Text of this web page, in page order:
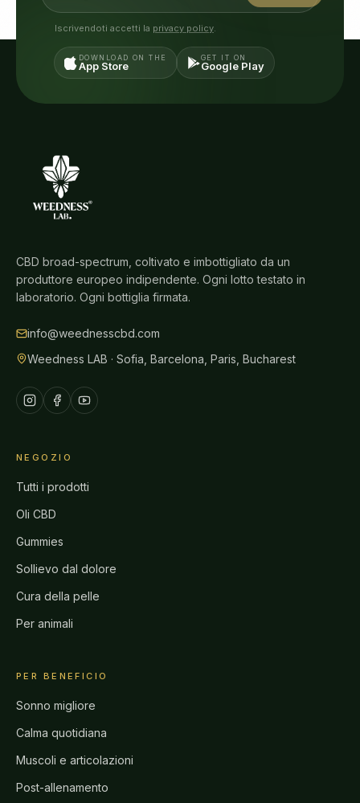
Iscrivendoti accetti la privacy policy.
DOWNLOAD ON THE
App Store
GET IT ON
Google Play
CBD broad-spectrum, coltivato e imbottigliato da un
produttore europeo indipendente. Ogni lotto testato in
laboratorio. Ogni bottiglia firmata.
info@weednesscbd.com
Weedness LAB · Sofia, Barcelona, Paris, Bucharest
NEGOZIO
Tutti i prodotti
Oli CBD
Gummies
Sollievo dal dolore
Cura della pelle
Per animali
PER BENEFICIO
Sonno migliore
Calma quotidiana
Muscoli e articolazioni
Post-allenamento